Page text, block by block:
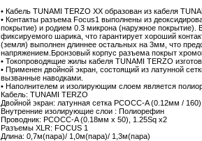
• Кабель TUNAMI TERZO XX образован из кабеля
• Контакты разъема Focus1 выполнены из
покрытие) и родием 0.3 микрона (наружное
фиксируемого шарика, что гарантирует хороший
(земля) выполнен длиннее остальных на 3мм, что
напряжением.Бронзовый корпус разъема покрыт
• Токопроводящие жилы кабеля TUNAMI TERZO
• Применен двойной экран, состоящий из латунной
вызванные наводками.
• Наполнителем и изолирующим слоем является
Кабель: TUNAMI TERZO
Двойной экран: латунная сетка PCOCC-A (0.12мм /
Внутренние изолирующие слои : Полиорефин
Проводник: PCOCC-A (0.18мм х 50), 1.25Sq х2
Разъемы XLR: FOCUS 1
Длина: 0,7м(пара)/ 1,0м(пара)/ 1,3м(пара)